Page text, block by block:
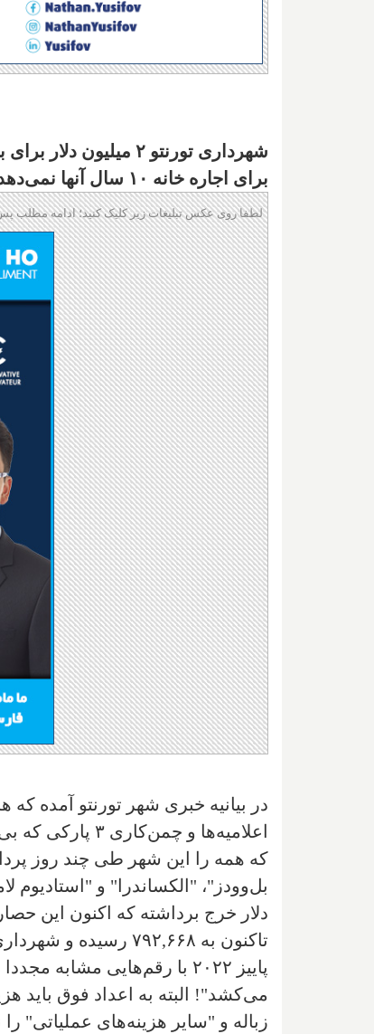
برای اجاره خانه ۱۰ سال آنها نمی‌دهد
لطفا روی عکس تبلیغات زیر کلیک کنید؛ ادامه مطلب پس
در بیانیه خبری شهر تورنتو آمده
که همه را این شهر طی چند روز
دلار خرج برداشته که اکنون این
تاکنون به ۷۹۲,۶۶۸
پاییز ۲۰۲۲ با رقم‌هایی
می‌کشد"! البته به اعداد فوق باید
زباله و "سایر هزینه‌های عملیاتی"